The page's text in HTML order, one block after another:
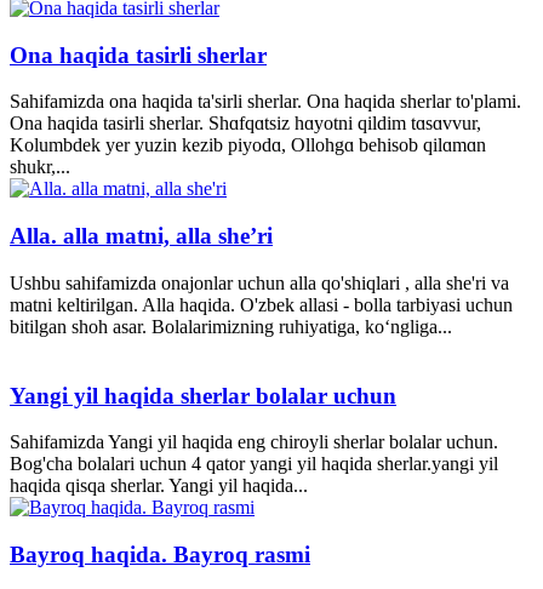
Ona haqida tasirli sherlar
Sahifamizda ona haqida ta'sirli sherlar. Ona haqida sherlar to'plami.
Ona haqida tasirli sherlar. Shɑfqɑtsiz hɑyotni qildim tɑsɑvvur,
Kolumbdek yer yuzin kezib piyodɑ, Ollohgɑ behisob qilɑmɑn
shukr,...
Alla. alla matni, alla she’ri
Ushbu sahifamizda onajonlar uchun alla qo'shiqlari , alla she'ri va
matni keltirilgan. Alla haqida. O'zbek allasi - bolla tarbiyasi uchun
bitilgan shoh asar. Bolalarimizning ruhiyatiga, ko‘ngliga...
Yangi yil haqida sherlar bolalar uchun
Sahifamizda Yangi yil haqida eng chiroyli sherlar bolalar uchun.
Bog'cha bolalari uchun 4 qator yangi yil haqida sherlar.yangi yil
haqida qisqa sherlar. Yangi yil haqida...
Bayroq haqida. Bayroq rasmi